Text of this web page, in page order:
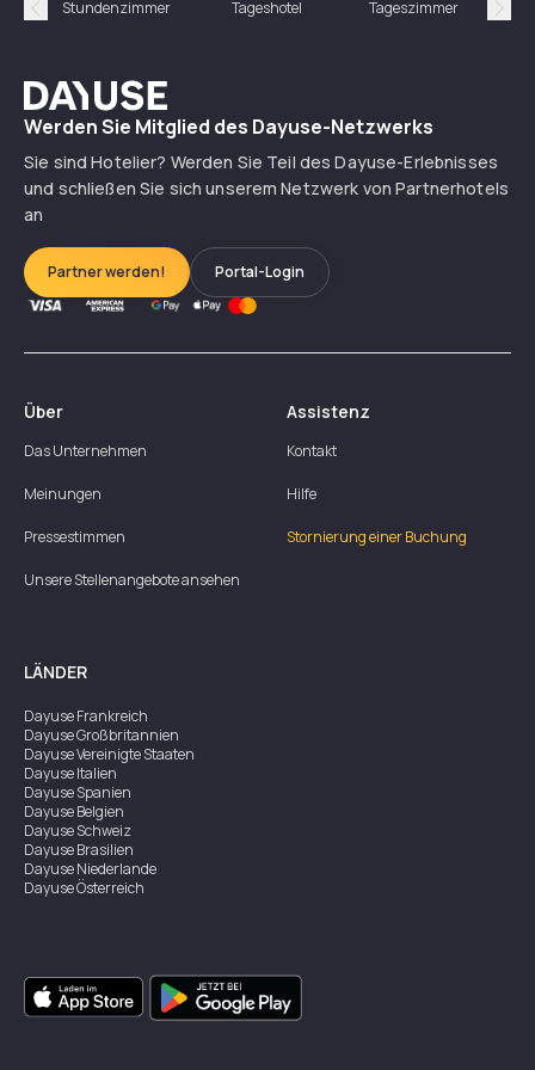
Précédent
Stundenzimmer Tageshotel Tageszimmer
Dayuse
Werden Sie Mitglied des Dayuse-Netzwerks
Sie sind Hotelier? Werden Sie Teil des Dayuse-Erlebnisses
und schließen Sie sich unserem Netzwerk von Partnerhotels
an
Partner werden! Portal-Login
Über
Das Unternehmen
Meinungen
Pressestimmen
Unsere Stellenangebote ansehen
Assistenz
Kontakt
Hilfe
Stornierung einer Buchung
LÄNDER
DayuseFrankreich
DayuseGroßbritannien
DayuseVereinigte Staaten
DayuseItalien
DayuseSpanien
DayuseBelgien
DayuseSchweiz
DayuseBrasilien
DayuseNiederlande
DayuseÖsterreich
DayuseSingapur
DayuseZweden
DayuseThailand